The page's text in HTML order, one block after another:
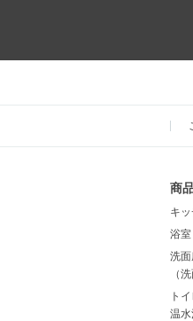
商
キッ
浴室
洗
（
ト
温